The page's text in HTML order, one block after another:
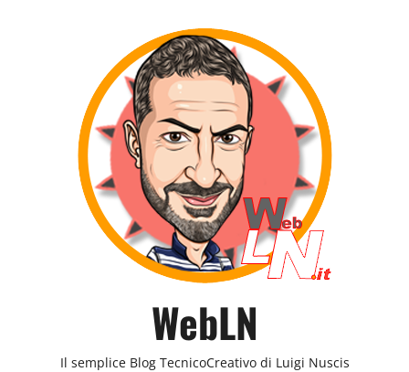
WebLN
Il semplice Blog TecnicoCreativo di Luigi Nuscis